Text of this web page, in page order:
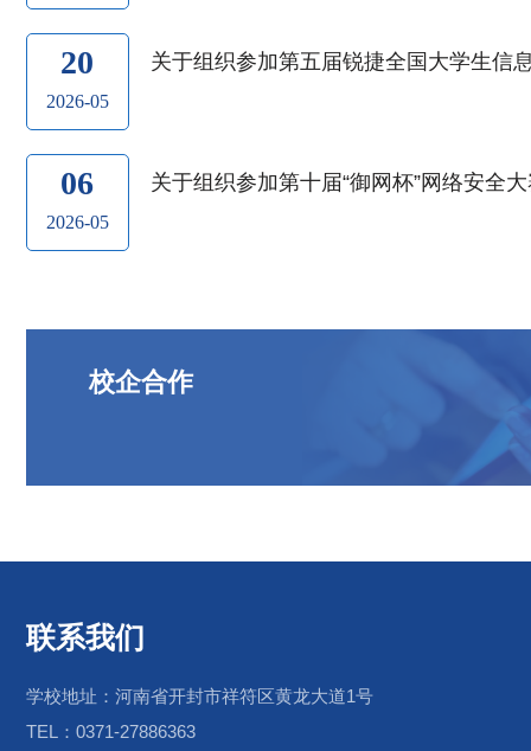
20
2026-05
关于组织参加第五届锐捷全国大学生信
06
2026-05
关于组织参加第十届“御网杯”网络安全
校企合作
联系我们
学校地址：河南省开封市祥符区黄龙大道1号
TEL：0371-27886363